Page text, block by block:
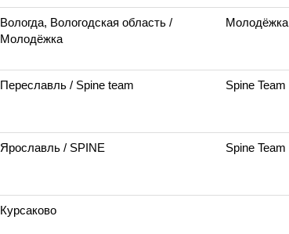
Вологда, Вологодская область /
Молодёжка
Молодёжка
Переславль / Spine team Spine Team
Ярославль / SPINE Spine Team
Курсаково